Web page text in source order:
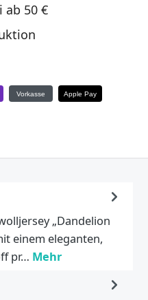
ab 50 €
Vorkasse Apple Pay
„Dandelion
einem eleganten,
pr… Mehr